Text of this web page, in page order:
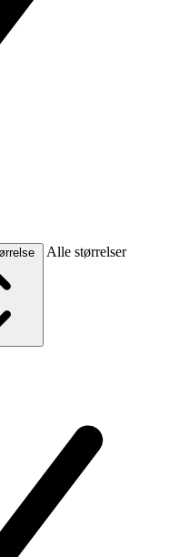
Alle størrelser